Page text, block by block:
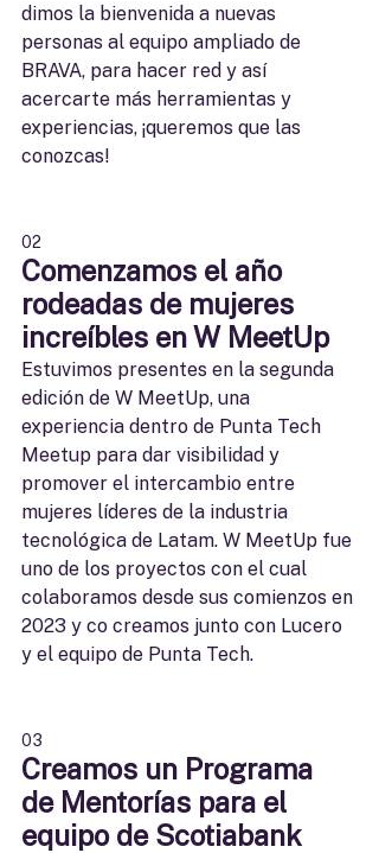
dimos la bienvenida a nuevas
personas al equipo ampliado de
BRAVA, para hacer red y así
acercarte más herramientas y
experiencias, ¡queremos que las
conozcas!
02
Comenzamos el año
rodeadas de mujeres
increíbles en W MeetUp
Estuvimos presentes en la segunda
edición de W MeetUp, una
experiencia dentro de Punta Tech
Meetup para dar visibilidad y
promover el intercambio entre
mujeres líderes de la industria
tecnológica de Latam. W MeetUp fue
uno de los proyectos con el cual
colaboramos desde sus comienzos en
2023 y co creamos junto con Lucero
y el equipo de Punta Tech.
03
Creamos un Programa
de Mentorías para el
equipo de Scotiabank